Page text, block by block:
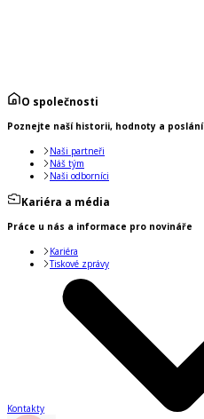
O společnosti
Poznejte naší historii, hodnoty a poslání
Naši partneři
Náš tým
Naši odborníci
Kariéra a média
Práce u nás a informace pro novináře
Kariéra
Tiskové zprávy
Kontakty